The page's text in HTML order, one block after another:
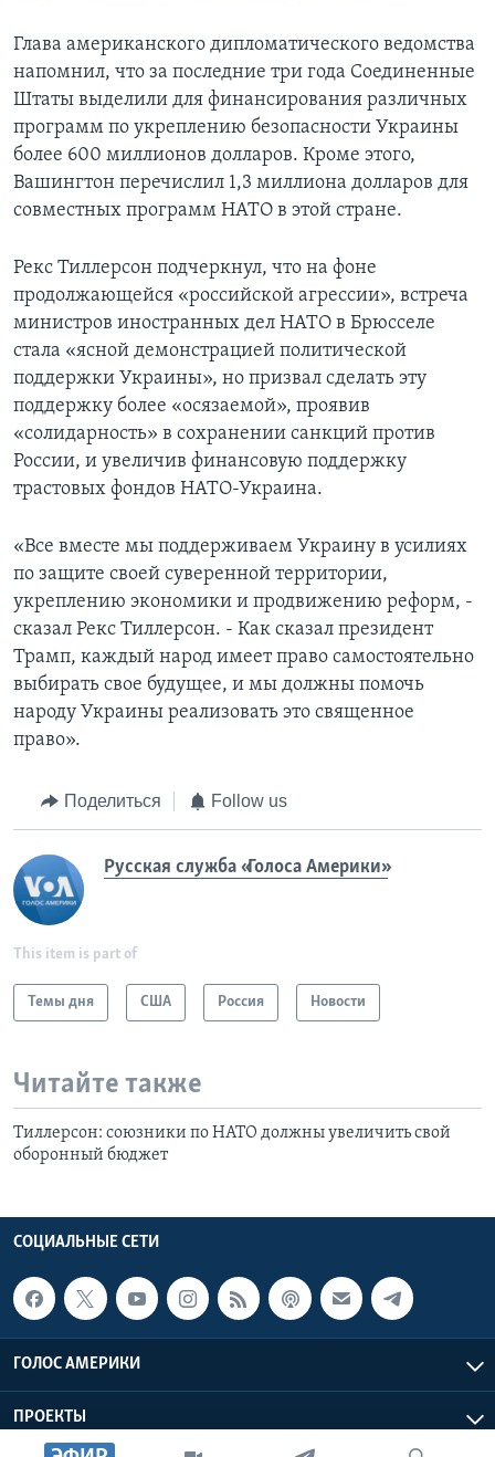
Глава американского дипломатического ведомства
напомнил, что за последние три года Соединенные
Штаты выделили для финансирования различных
программ по укреплению безопасности Украины
более 600 миллионов долларов. Кроме этого,
Вашингтон перечислил 1,3 миллиона долларов для
совместных программ НАТО в этой стране.
Рекс Тиллерсон подчеркнул, что на фоне
продолжающейся «российской агрессии», встреча
министров иностранных дел НАТО в Брюсселе
стала «ясной демонстрацией политической
поддержки Украины», но призвал сделать эту
поддержку более «осязаемой», проявив
«солидарность» в сохранении санкций против
России, и увеличив финансовую поддержку
трастовых фондов НАТО-Украина.
«Все вместе мы поддерживаем Украину в усилиях
по защите своей суверенной территории,
укреплению экономики и продвижению реформ, -
сказал Рекс Тиллерсон. - Как сказал президент
Трамп, каждый народ имеет право самостоятельно
выбирать свое будущее, и мы должны помочь
народу Украины реализовать это священное
право».
Поделиться Follow us
Русская служба «Голоса Америки»
This item is part of
Темы дня США Россия Новости
Читайте также
Тиллерсон: союзники по НАТО должны увеличить свой
оборонный бюджет
СОЦИАЛЬНЫЕ СЕТИ
ГОЛОС АМЕРИКИ
ПРОЕКТЫ